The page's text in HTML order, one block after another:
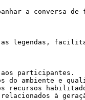
a conversa
legendas,
participantes.
ambiente e
recursos
à